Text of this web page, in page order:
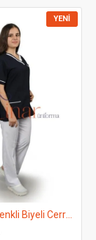
YENI
Lacivert Renkli Biyeli Cerrahi Takım - Takma Kol - Alt Beyaz